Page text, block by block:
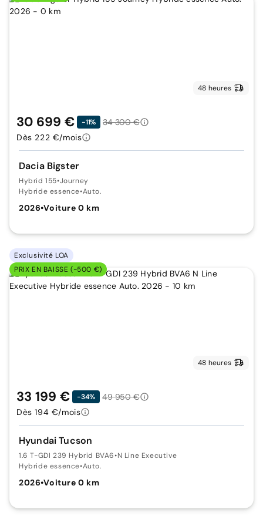
48 heures
Dacia Bigster
Hybrid 155•Journey
Hybride essence•Auto.
2026•Voiture 0 km
30 699 € -11%
34 300 €
Dès 222 €/mois
Exclusivité LOA
PRIX EN BAISSE (-500 €)
48 heures
Hyundai Tucson
1.6 T-GDI 239 Hybrid BVA6•N Line Executive
Hybride essence•Auto.
2026•Voiture 0 km
33 199 € -34%
49 950 €
Dès 194 €/mois